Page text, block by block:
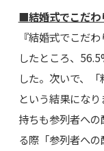
■結婚式でこだわ
『結婚式でこだ
したところ、
した。次いで、
という結果にな
持ちも参列者へ
る際「参列者へ